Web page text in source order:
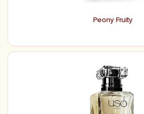
Peony Fruity